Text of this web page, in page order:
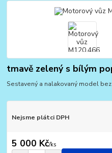
tmavě zelený s bílým
Sestavený a nalakovaný model
Nejsme plátci DPH
5 000 Kč/ks